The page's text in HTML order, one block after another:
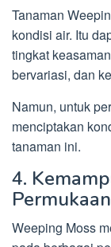
Tanaman
kondisi air. Itu
tingkat
bervariasi, dan
Namun, untuk
menciptakan
tanaman ini.
4.
Weeping Moss